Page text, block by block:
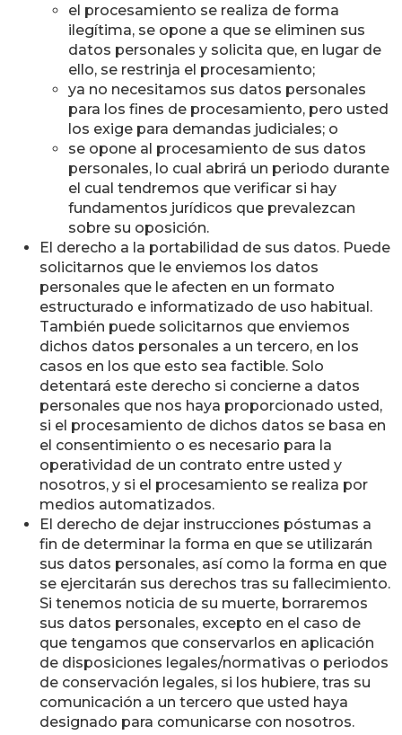
el procesamiento se realiza de forma
ilegítima, se opone a que se eliminen sus
datos personales y solicita que, en lugar de
ello, se restrinja el procesamiento;
ya no necesitamos sus datos personales
para los fines de procesamiento, pero usted
los exige para demandas judiciales; o
se opone al procesamiento de sus datos
personales, lo cual abrirá un periodo durante
el cual tendremos que verificar si hay
fundamentos jurídicos que prevalezcan
sobre su oposición.
El derecho a la portabilidad de sus datos. Puede
solicitarnos que le enviemos los datos
personales que le afecten en un formato
estructurado e informatizado de uso habitual.
También puede solicitarnos que enviemos
dichos datos personales a un tercero, en los
casos en los que esto sea factible. Solo
detentará este derecho si concierne a datos
personales que nos haya proporcionado usted,
si el procesamiento de dichos datos se basa en
el consentimiento o es necesario para la
operatividad de un contrato entre usted y
nosotros, y si el procesamiento se realiza por
medios automatizados.
El derecho de dejar instrucciones póstumas a
fin de determinar la forma en que se utilizarán
sus datos personales, así como la forma en que
se ejercitarán sus derechos tras su fallecimiento.
Si tenemos noticia de su muerte, borraremos
sus datos personales, excepto en el caso de
que tengamos que conservarlos en aplicación
de disposiciones legales/normativas o periodos
de conservación legales, si los hubiere, tras su
comunicación a un tercero que usted haya
designado para comunicarse con nosotros.